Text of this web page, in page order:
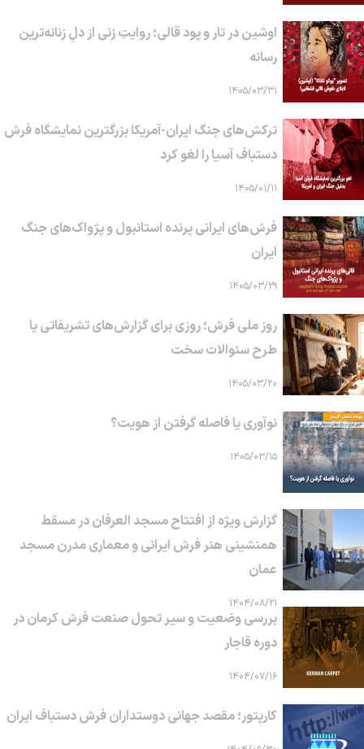
اوشین در تار و پود قالی؛ روایتِ زنی از دلِ زنانه‌ترین
رسانه
۱۴۰۵/۰۳/۳۱
ترکش‌های جنگ ایران-آمریکا بزرگترین نمایشگاه فرش
دستباف آسیا را لغو کرد
۱۴۰۵/۰۱/۱۱
فرش‌های ایرانی پرنده استانبول و پژواک‌های جنگ
ایران
۱۴۰۵/۰۳/۲۹
روز ملی فرش؛ روزی برای گزارش‌های تشریفاتی یا
طرح سئوالات سخت
۱۴۰۵/۰۳/۲۰
نوآوری یا فاصله گرفتن از هویت؟
۱۴۰۵/۰۳/۱۵
گزارش ویژه از افتتاح مسجد العرفان در مسقط
همنشینی هنر فرش ایرانی و معماری مدرن مسجد
عمان
۱۴۰۴/۰۸/۲۱
بررسی وضعیت و سیر تحول صنعت فرش کرمان در
دوره قاجار
۱۴۰۴/۰۷/۱۶
کارپتور؛ مقصد جهانی دوستداران فرش دستباف ایران